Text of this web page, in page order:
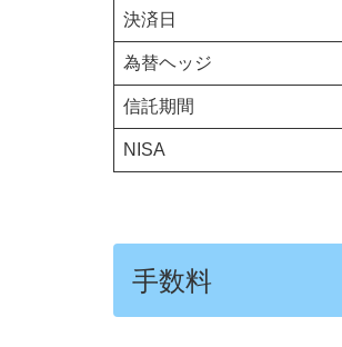
決済日
為替ヘッジ
信託期間
NISA
手数料